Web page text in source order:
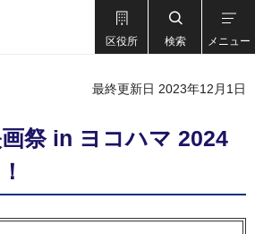
区役所 検索 メニュー
最終更新日 2023年12月1日
祭 in ヨコハマ 2024